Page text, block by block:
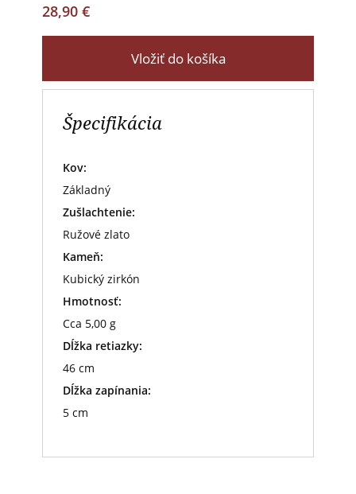
28,90 €
Vložiť do košíka
Špecifikácia
Kov:
Základný
Zušlachtenie:
Ružové zlato
Kameň:
Kubický zirkón
Hmotnosť:
Cca 5,00 g
Dĺžka retiazky:
46 cm
Dĺžka zapínania:
5 cm